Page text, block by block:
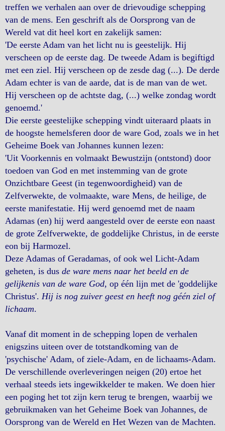
treffen we verhalen aan over de drievoudige schepping
van de mens. Een geschrift als de Oorsprong van de
Wereld vat dit heel kort en zakelijk samen:
'De eerste Adam van het licht nu is geestelijk. Hij
verscheen op de eerste dag. De tweede Adam is begiftigd
met een ziel. Hij verscheen op de zesde dag (...). De derde
Adam echter is van de aarde, dat is de man van de wet.
Hij verscheen op de achtste dag, (...) welke zondag wordt
genoemd.'
Die eerste geestelijke schepping vindt uiteraard plaats in
de hoogste hemelsferen door de ware God, zoals we in het
Geheime Boek van Johannes kunnen lezen:
'Uit Voorkennis en volmaakt Bewustzijn (ontstond) door
toedoen van God en met instemming van de grote
Onzichtbare Geest (in tegenwoordigheid) van de
Zelfverwekte, de volmaakte, ware Mens, de heilige, de
eerste manifestatie. Hij werd genoemd met de naam
Adamas (en) hij werd aangesteld over de eerste eon naast
de grote Zelfverwekte, de goddelijke Christus, in de eerste
eon bij Harmozel.
Deze Adamas of Geradamas, of ook wel Licht-Adam
geheten, is dus de ware mens naar het beeld en de
gelijkenis van de ware God, op één lijn met de 'goddelijke
Christus'. Hij is nog zuiver geest en heeft nog géén ziel of
lichaam.
Vanaf dit moment in de schepping lopen de verhalen
enigszins uiteen over de totstandkoming van de
'psychische' Adam, of ziele-Adam, en de lichaams-Adam.
De verschillende overleveringen neigen (20) ertoe het
verhaal steeds iets ingewikkelder te maken. We doen hier
een poging het tot zijn kern terug te brengen, waarbij we
gebruikmaken van het Geheime Boek van Johannes, de
Oorsprong van de Wereld en Het Wezen van de Machten.